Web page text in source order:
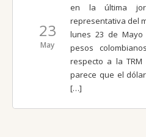
23
May
en la última
representativa del
lunes 23 de Mayo
pesos
respecto a la
parece que el
[…]